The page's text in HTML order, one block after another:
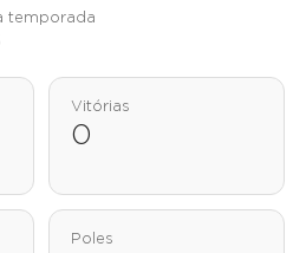
temporada
Vitórias
0
Poles